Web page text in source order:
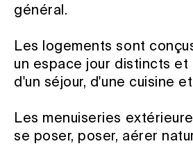
général.
Les logements sont
un espace jour distincts
d'un séjour, d'une cuisine
Les menuiseries
se poser, poser, aérer